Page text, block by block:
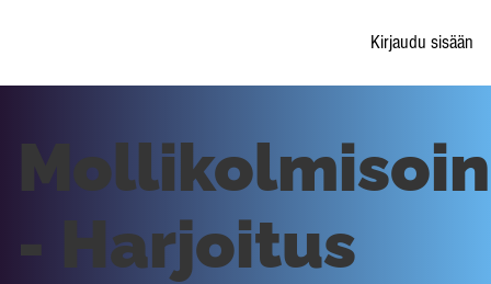
Kirjaudu sisään
- Harjoitus